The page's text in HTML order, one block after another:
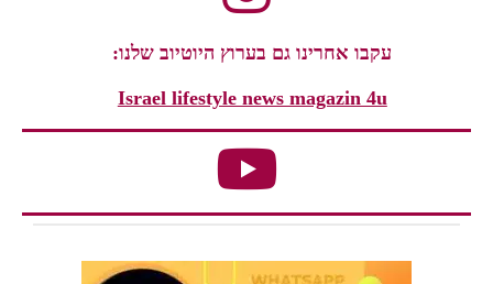
עקבו אחרינו גם בערוץ היוטיוב שלנו:
Israel lifestyle news magazin 4u